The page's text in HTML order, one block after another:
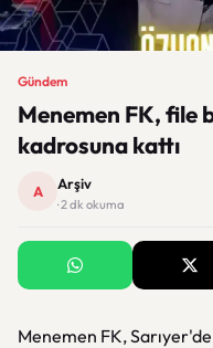
Gündem
Menemen FK, file
kadrosuna kattı
A Arşiv
· 2 dk okuma
Menemen FK,